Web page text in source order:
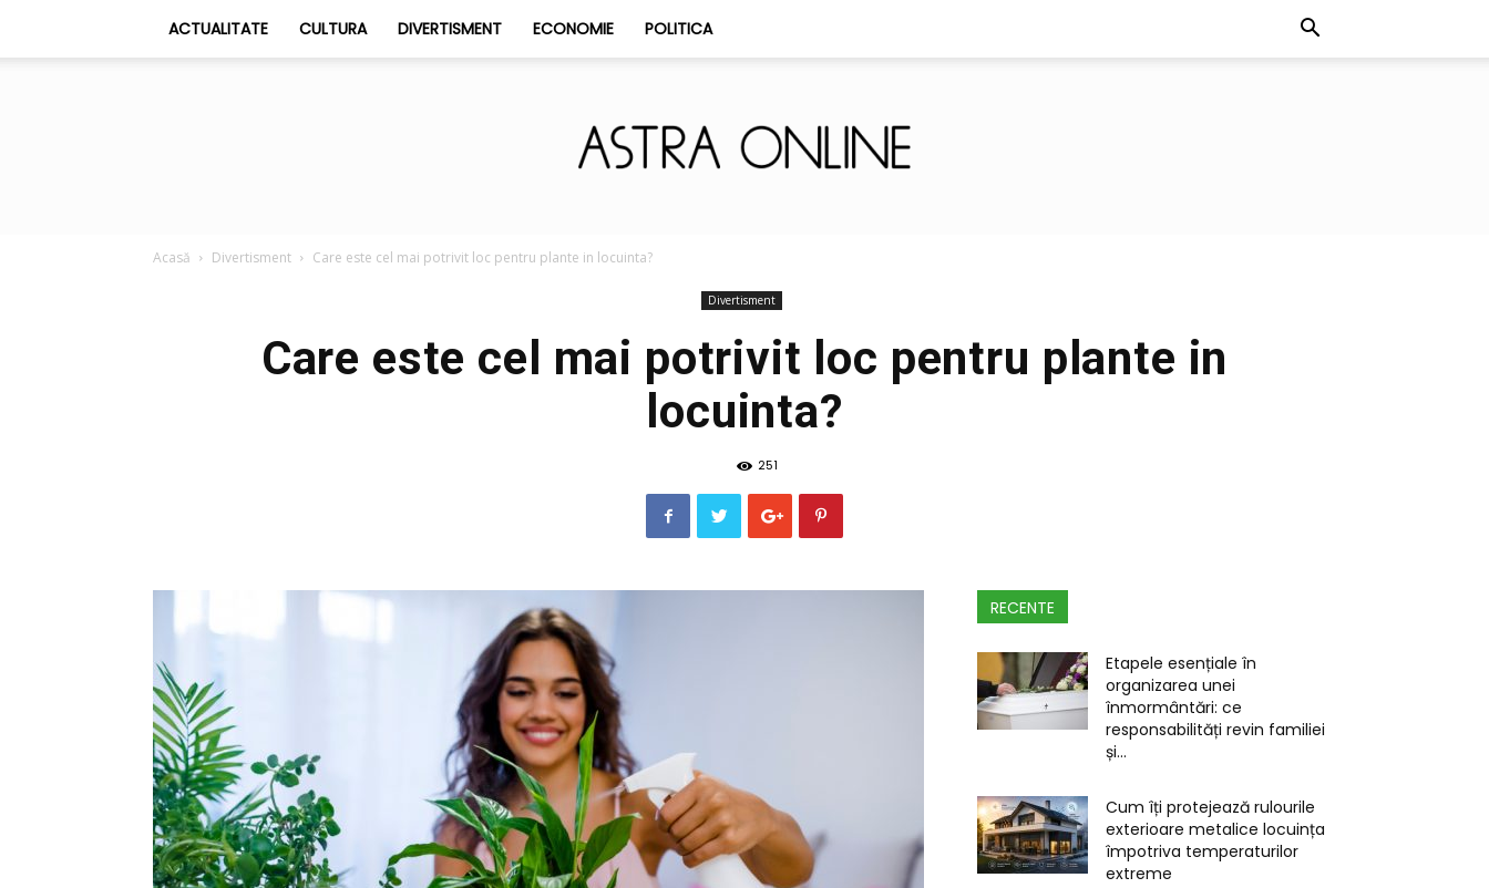
ACTUALITATE CULTURA DIVERTISMENT ECONOMIE POLITICA
Online
Acasă Divertisment Care este cel mai potrivit loc pentru plante in locuinta?
Divertisment
Care este cel mai potrivit loc pentru plante in
locuinta?
251
RECENTE
Etapele esențiale în
organizarea unei
înmormântări: ce
responsabilități revin familiei
și...
Cum îți protejează rulourile
exterioare metalice locuința
împotriva temperaturilor
extreme